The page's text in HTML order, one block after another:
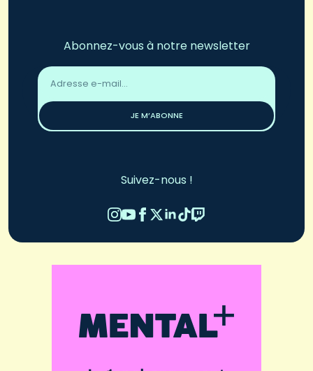
Abonnez-vous à notre newsletter
Adresse
email
JE M’ABONNE
Suivez-nous !